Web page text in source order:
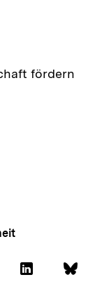
fördern
Folgen